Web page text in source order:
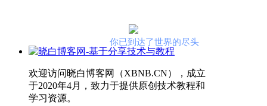
你已到达了世界的尽头
欢迎访问晓白博客网（XBNB.CN），成立
于2020年4月，致力于提供原创技术教程和
学习资源。